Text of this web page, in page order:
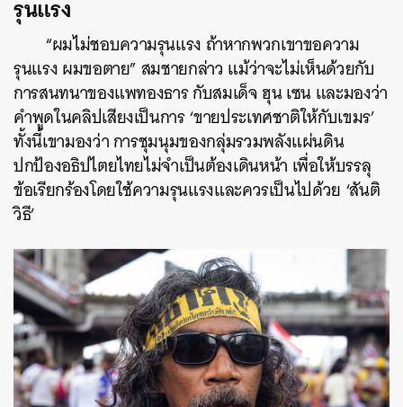
รุนแรง
“ผมไม่ชอบความรุนแรง ถ้าหากพวกเขาขอความ
รุนแรง ผมขอตาย” สมชายกล่าว แม้ว่าจะไม่เห็นด้วยกับ
การสนทนาของแพทองธาร กับสมเด็จ ฮุน เซน และมองว่า
คำพูดในคลิปเสียงเป็นการ ‘ขายประเทศชาติให้กับเขมร’
ทั้งนี้เขามองว่า การชุมนุมของกลุ่มรวมพลังแผ่นดิน
ปกป้องอธิปไตยไทยไม่จำเป็นต้องเดินหน้า เพื่อให้บรรลุ
ข้อเรียกร้องโดยใช้ความรุนแรงและควรเป็นไปด้วย ‘สันติ
วิธี’